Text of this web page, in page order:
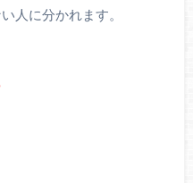
人に分かれます。